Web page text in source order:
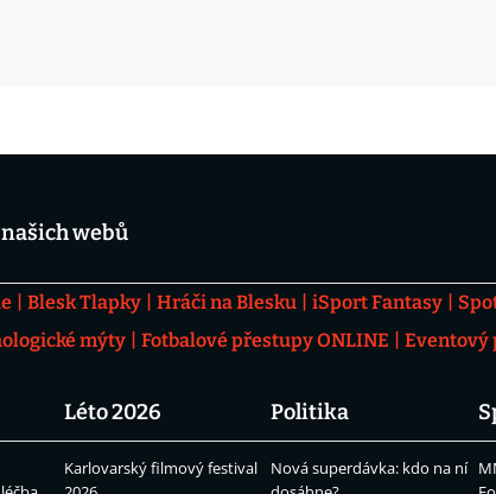
webů
Blesk Tlapky Hráči na Blesku iSport Fantasy
mýty
Fotbalové přestupy ONLINE Eventový
Léto 2026
Karlovarský filmový festival
Politika
Nová superdávka: kdo na ní